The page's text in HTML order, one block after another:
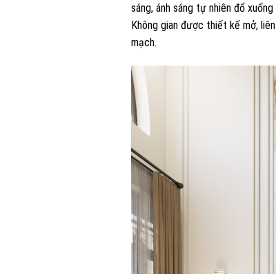
sáng, ánh sáng tự nhiên đổ
Không gian được thiết kế mở,
mạch.